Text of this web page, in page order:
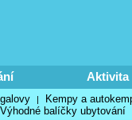
Aktivita
| Kempy a
Výhodné balíčky ubytování